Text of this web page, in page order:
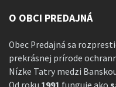
O OBCI PREDAJNÁ
Obec Predajná sa
prekrásnej prírode
Nízke Tatry medzi